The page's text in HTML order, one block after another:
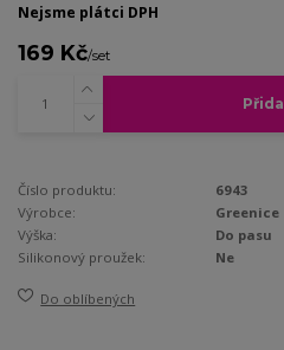
Nejsme plátci DPH
169 Kč/set
Číslo produktu:
6943
Výrobce:
Greenice
Výška:
Do pasu
Silikonový proužek:
Ne
Do oblíbených